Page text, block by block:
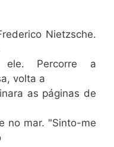
Nietzsche.
Percorre a
volta a
as páginas de
no mar. "Sinto-me